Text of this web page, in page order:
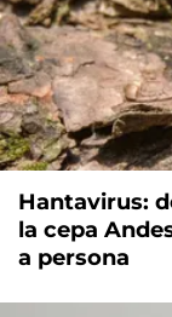
Hantavirus:
la cepa
a persona